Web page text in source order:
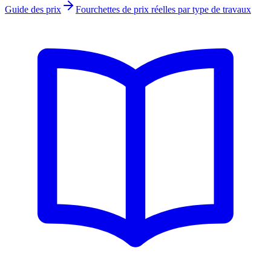
Guide des prix Fourchettes de prix réelles par type de travaux